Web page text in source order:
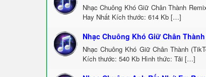
Nhạc Chuông Khó Giữ Chân Thành
Hay Nhất Kích thước: 614 Kb […]
Nhạc Chuông Khó Giữ Chân Thành
Nhạc Chuông Khó Giữ Chân Thành
Kích thước: 540 Kb Hình thức: Tải […]